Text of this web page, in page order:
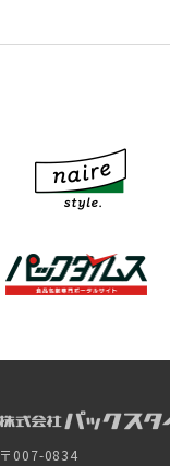
〒007-0834